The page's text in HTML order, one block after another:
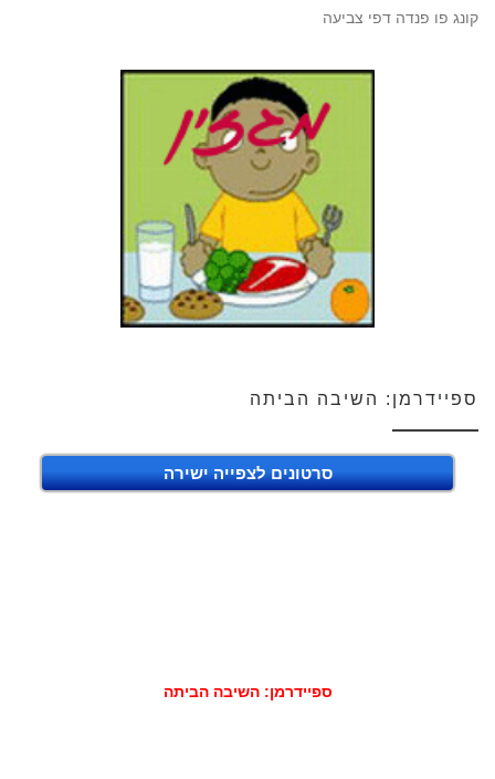
קונג פו פנדה דפי צביעה
ספיידרמן: השיבה הביתה
סרטונים לצפייה ישירה
ספיידרמן: השיבה הביתה